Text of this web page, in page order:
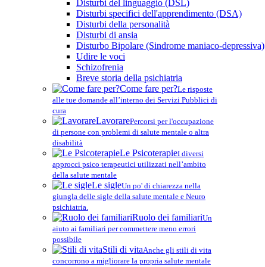
Disturbi del linguaggio (DSL)
Disturbi specifici dell'apprendimento (DSA)
Disturbi della personalità
Disturbi di ansia
Disturbo Bipolare (Sindrome maniaco-depressiva)
Udire le voci
Schizofrenia
Breve storia della psichiatria
Come fare per?Le risposte
alle tue domande all’interno dei Servizi Pubblici di
cura
LavorarePercorsi per l'occupazione
di persone con problemi di salute mentale o altra
disabilità
Le PsicoterapieI diversi
approcci psico terapeutici utilizzati nell’ambito
della salute mentale
Le sigleUn po' di chiarezza nella
giungla delle sigle della salute mentale e Neuro
psichiatria.
Ruolo dei familiariUn
aiuto ai familiari per commettere meno errori
possibile
Stili di vitaAnche gli stili di vita
concorrono a migliorare la propria salute mentale